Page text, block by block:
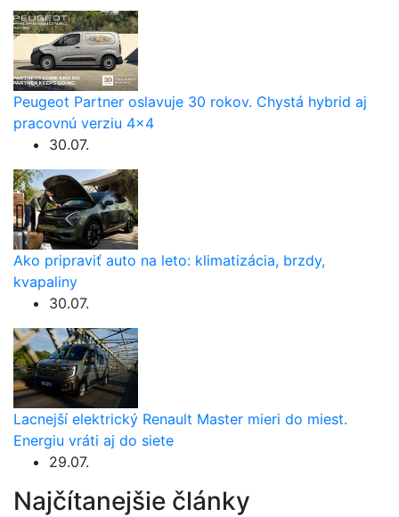
Peugeot Partner oslavuje 30 rokov. Chystá hybrid aj
pracovnú verziu 4×4
30.07.
Ako pripraviť auto na leto: klimatizácia, brzdy,
kvapaliny
30.07.
Lacnejší elektrický Renault Master mieri do miest.
Energiu vráti aj do siete
29.07.
Najčítanejšie články